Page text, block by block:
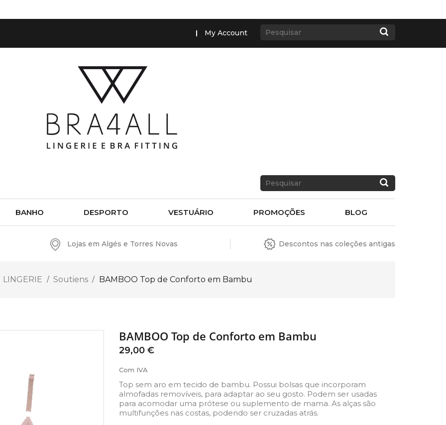
My Account
BANHO DESPORTO VESTUÁRIO PROMOÇÕES BLOG
Lojas em Algés e Torres Novas Descontos nas coleções antigas
LINGERIE Soutiens BAMBOO Top de Conforto em Bambu
BAMBOO Top de Conforto em Bambu
29,00 €
Com IVA
Top sem aro em tecido de bambu. Possui bolsas que incorporam
almofadas removíveis, para adaptar ao seu gosto. Podem ser usadas
para acomodar uma prótese ou suplemento de mama. As alças são
multifunções nas costas, podendo ser cruzadas atrás.